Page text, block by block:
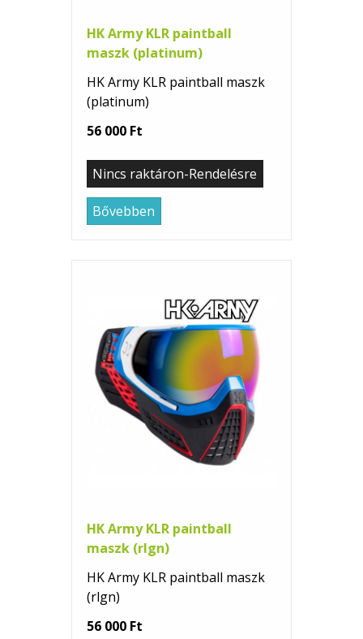
HK Army KLR paintball
maszk (platinum)
HK Army KLR paintball maszk
(platinum)
56 000 Ft
Nincs raktáron-Rendelésre
Bővebben
HK Army KLR paintball
maszk (rlgn)
HK Army KLR paintball maszk
(rlgn)
56 000 Ft